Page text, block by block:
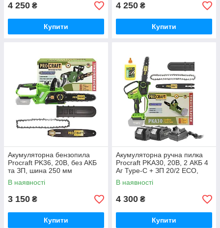
4 250 ₴
Купити
4 250 ₴
Купити
Акумуляторна бензопила
Procraft PK36, 20В, без АКБ
та ЗП, шина 250 мм
Німеччина
В наявності
3 150 ₴
Купити
Акумуляторна ручна пилка
Procraft PKA30, 20В, 2 АКБ 4
Аг Type-C + ЗП 20/2 ECO,
шина 185 мм Німеччина
В наявності
4 300 ₴
Купити